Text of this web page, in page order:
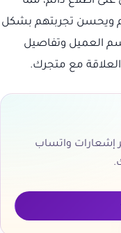
ويحسن تجربتهم بشكل
العميل وتفاصيل
مع متجرك.
إشعارات واتساب